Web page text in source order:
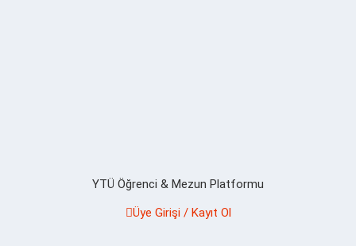
YTÜ Öğrenci & Mezun Platformu
Üye Girişi / Kayıt Ol